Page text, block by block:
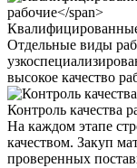
Отдельные виды
высокое качество
Контроль качества
На каждом этапе
качеством. Закуп
проверенных